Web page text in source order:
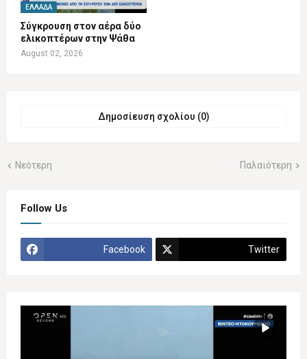
ΕΛΛΆΔΑ
Σύγκρουση στον αέρα δύο
ελικοπτέρων στην Ψάθα
August 02, 2026
Δημοσίευση σχολίου (0)
Νεότερη Παλαιότερη
Follow Us
Facebook Twitter